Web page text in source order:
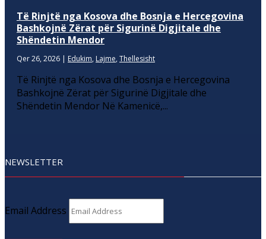
Të Rinjtë nga Kosova dhe Bosnja e Hercegovina
Bashkojnë Zërat për Sigurinë Digjitale dhe
Shëndetin Mendor
Qer 26, 2026 | Edukim, Lajme, Thellesisht
Të Rinjtë nga Kosova dhe Bosnja e Hercegovina
Bashkojnë Zërat për Sigurinë Digjitale dhe
Shëndetin Mendor Në Kamenicë,...
NEWSLETTER
Email Address